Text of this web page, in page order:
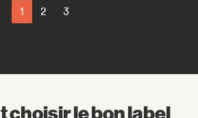
1 2 3
choisir le bon label